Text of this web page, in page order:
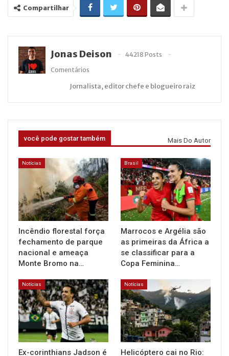
Compartilhar
Jonas Deison
44218 Posts
Comentários
Jornalista, editor chefe e blogueiro raiz
você pode gostar também Mais Do Autor
Notícias
Incêndio florestal força
fechamento de parque
nacional e ameaça
Monte Bromo na…
Brasil
Marrocos e Argélia são
as primeiras da África a
se classificar para a
Copa Feminina…
Notícias
Ex-corinthians Jadson é
Notícias
Helicóptero cai no Rio: